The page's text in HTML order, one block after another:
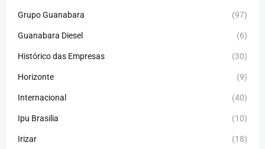
Grupo Guanabara (97)
Guanabara Diesel (6)
Histórico das Empresas (30)
Horizonte (9)
Internacional (40)
Ipu Brasilia (10)
Irizar (18)